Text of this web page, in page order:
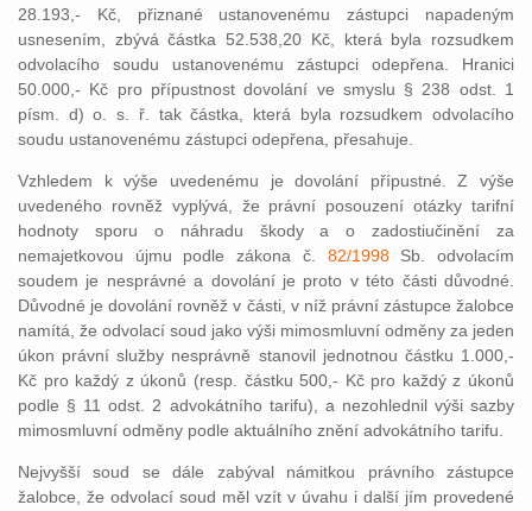
28.193,- Kč, přiznané ustanovenému zástupci napadeným
usnesením, zbývá částka 52.538,20 Kč, která byla rozsudkem
odvolacího soudu ustanovenému zástupci odepřena. Hranici
50.000,- Kč pro přípustnost dovolání ve smyslu § 238 odst. 1
písm. d) o. s. ř. tak částka, která byla rozsudkem odvolacího
soudu ustanovenému zástupci odepřena, přesahuje.
Vzhledem k výše uvedenému je dovolání přípustné. Z výše
uvedeného rovněž vyplývá, že právní posouzení otázky tarifní
hodnoty sporu o náhradu škody a o zadostiučinění za
nemajetkovou újmu podle zákona č. 82/1998Sb. odvolacím
soudem je nesprávné a dovolání je proto v této části důvodné.
Důvodné je dovolání rovněž v části, v níž právní zástupce žalobce
namítá, že odvolací soud jako výši mimosmluvní odměny za jeden
úkon právní služby nesprávně stanovil jednotnou částku 1.000,-
Kč pro každý z úkonů (resp. částku 500,- Kč pro každý z úkonů
podle § 11 odst. 2 advokátního tarifu), a nezohlednil výši sazby
mimosmluvní odměny podle aktuálního znění advokátního tarifu.
Nejvyšší soud se dále zabýval námitkou právního zástupce
žalobce, že odvolací soud měl vzít v úvahu i další jím provedené